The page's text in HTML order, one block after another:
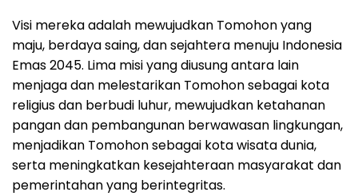
Visi mereka adalah mewujudkan Tomohon yang
maju, berdaya saing, dan sejahtera menuju Indonesia
Emas 2045. Lima misi yang diusung antara lain
menjaga dan melestarikan Tomohon sebagai kota
religius dan berbudi luhur, mewujudkan ketahanan
pangan dan pembangunan berwawasan lingkungan,
menjadikan Tomohon sebagai kota wisata dunia,
serta meningkatkan kesejahteraan masyarakat dan
pemerintahan yang berintegritas.